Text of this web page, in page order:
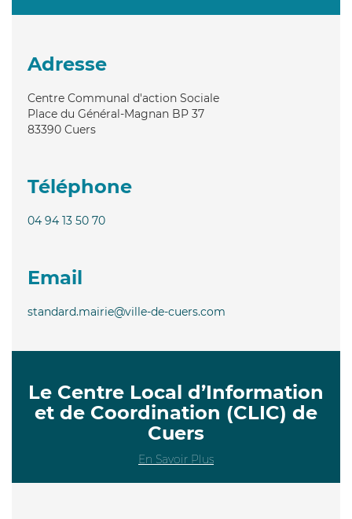
Adresse
Centre Communal d'action Sociale
Place du Général-Magnan BP 37
83390 Cuers
Téléphone
04 94 13 50 70
Email
standard.mairie@ville-de-cuers.com
Le Centre Local d’Information
et de Coordination (CLIC) de
Cuers
En Savoir Plus